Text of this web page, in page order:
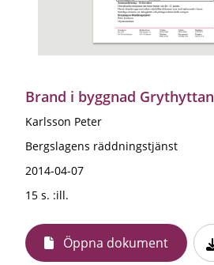
Brand i byggnad Grythyttan
Karlsson Peter
Bergslagens räddningstjänst
2014-04-07
15 s. :ill.
Öppna dokument